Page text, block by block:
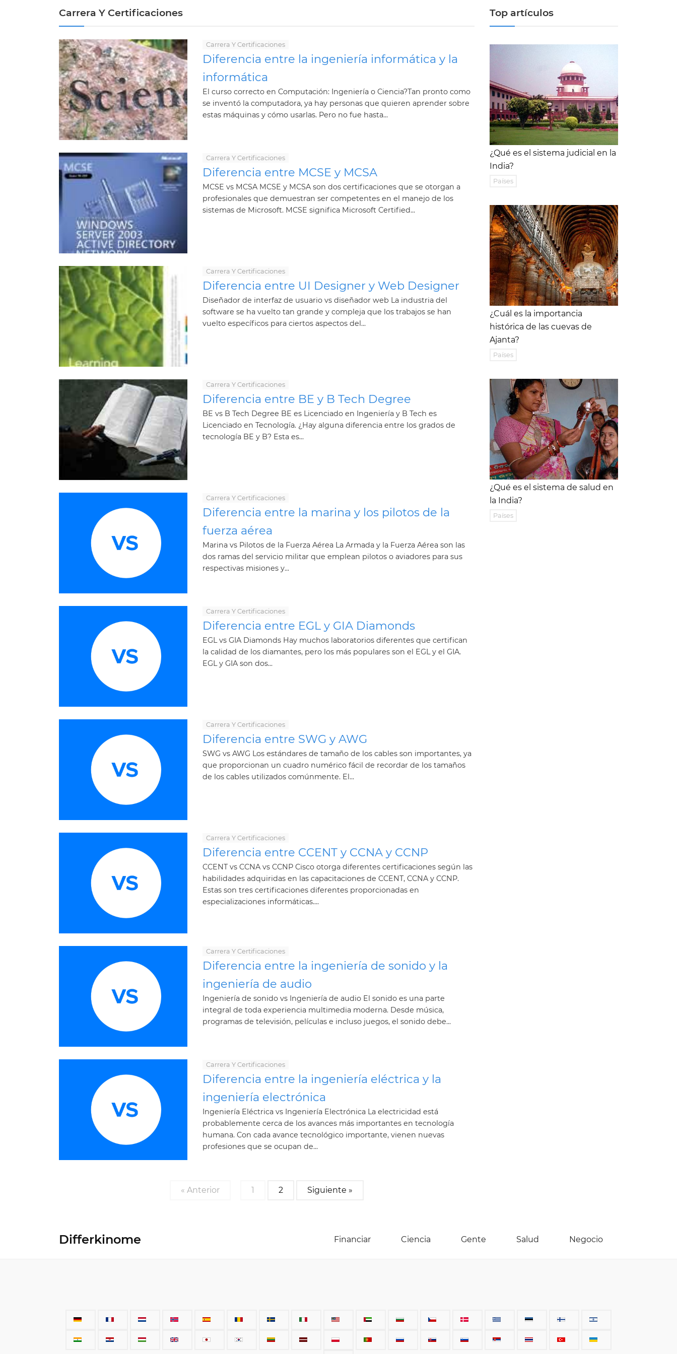
Carrera Y Certificaciones
Carrera Y Certificaciones
Diferencia entre la ingeniería informática y la
informática
El curso correcto en Computación: Ingeniería o Ciencia?Tan pronto como
se inventó la computadora, ya hay personas que quieren aprender sobre
estas máquinas y cómo usarlas. Pero no fue hasta...
Carrera Y Certificaciones
Diferencia entre MCSE y MCSA
MCSE vs MCSA MCSE y MCSA son dos certificaciones que se otorgan a
profesionales que demuestran ser competentes en el manejo de los
sistemas de Microsoft. MCSE significa Microsoft Certified...
Carrera Y Certificaciones
Diferencia entre UI Designer y Web Designer
Diseñador de interfaz de usuario vs diseñador web La industria del
software se ha vuelto tan grande y compleja que los trabajos se han
vuelto específicos para ciertos aspectos del...
Carrera Y Certificaciones
Diferencia entre BE y B Tech Degree
BE vs B Tech Degree BE es Licenciado en Ingeniería y B Tech es
Licenciado en Tecnología. ¿Hay alguna diferencia entre los grados de
tecnología BE y B? Esta es...
Carrera Y Certificaciones
Diferencia entre la marina y los pilotos de la
fuerza aérea
Marina vs Pilotos de la Fuerza Aérea La Armada y la Fuerza Aérea son las
dos ramas del servicio militar que emplean pilotos o aviadores para sus
respectivas misiones y...
Carrera Y Certificaciones
Diferencia entre EGL y GIA Diamonds
EGL vs GIA Diamonds Hay muchos laboratorios diferentes que certifican
la calidad de los diamantes, pero los más populares son el EGL y el GIA.
EGL y GIA son dos...
Carrera Y Certificaciones
Diferencia entre SWG y AWG
SWG vs AWG Los estándares de tamaño de los cables son importantes, ya
que proporcionan un cuadro numérico fácil de recordar de los tamaños
de los cables utilizados comúnmente. El...
Carrera Y Certificaciones
Diferencia entre CCENT y CCNA y CCNP
CCENT vs CCNA vs CCNP Cisco otorga diferentes certificaciones según las
habilidades adquiridas en las capacitaciones de CCENT, CCNA y CCNP.
Estas son tres certificaciones diferentes proporcionadas en
especializaciones informáticas....
Carrera Y Certificaciones
Diferencia entre la ingeniería de sonido y la
ingeniería de audio
Ingeniería de sonido vs Ingeniería de audio El sonido es una parte
integral de toda experiencia multimedia moderna. Desde música,
programas de televisión, películas e incluso juegos, el sonido debe...
Carrera Y Certificaciones
Diferencia entre la ingeniería eléctrica y la
ingeniería electrónica
Ingeniería Eléctrica vs Ingeniería Electrónica La electricidad está
probablemente cerca de los avances más importantes en tecnología
humana. Con cada avance tecnológico importante, vienen nuevas
profesiones que se ocupan de...
« Anterior 1 2 Siguiente »
Top artículos
¿Qué es el sistema judicial en la
India?
Países
¿Cuál es la importancia
histórica de las cuevas de
Ajanta?
Países
¿Qué es el sistema de salud en
la India?
Países
Differkinome Financiar Ciencia Gente Salud Negocio